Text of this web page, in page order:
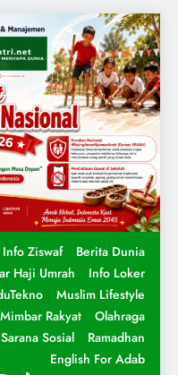
Info Ziswaf
Berita Dunia
Haji Umrah
Info Loker
Muslim Lifestyle
Mimbar Rakyat
Olahraga
Sosial
Ramadhan
English For Adab